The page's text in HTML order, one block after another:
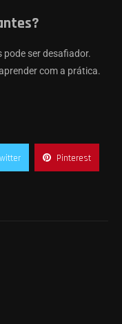
pode ser desafiador.
com a prática.
Pinterest